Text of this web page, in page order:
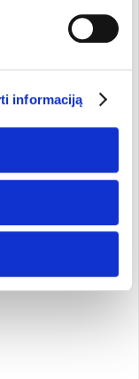
informaciją